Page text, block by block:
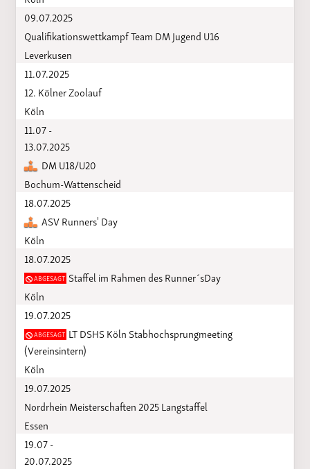
09.07.2025
Qualifikationswettkampf Team DM Jugend U16
Leverkusen
11.07.2025
12. Kölner Zoolauf
Köln
11.07 -
13.07.2025
DM U18/U20
Bochum-Wattenscheid
18.07.2025
ASV Runners' Day
Köln
18.07.2025
ABGESAGTStaffel im Rahmen des Runner´sDay
Köln
19.07.2025
ABGESAGTLT DSHS Köln Stabhochsprungmeeting
(Vereinsintern)
Köln
19.07.2025
Nordrhein Meisterschaften 2025 Langstaffel
Essen
19.07 -
20.07.2025